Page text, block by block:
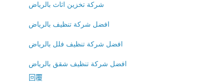
شركة تخزين اثاث بالرياض
افضل شركة تنظيف بالرياض
افضل شركة تنظيف فلل بالرياض
افضل شركة تنظيف شقق بالرياض
回覆